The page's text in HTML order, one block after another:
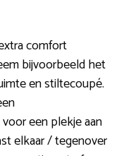
comfort
bijvoorbeeld het
en stiltecoupé.
een plekje aan
elkaar / tegenover